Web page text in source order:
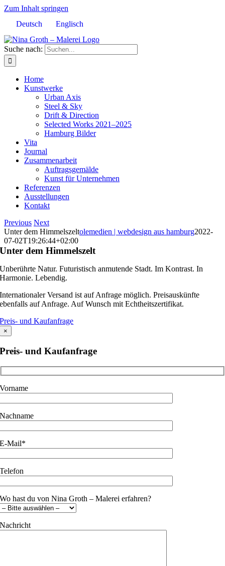
Zum Inhalt springen
Deutsch
Englisch
Suche nach:
Home
Kunstwerke
Urban Axis
Steel & Sky
Drift & Direction
Selected Works 2021–2025
Hamburg Bilder
Vita
Journal
Zusammenarbeit
Auftragsgemälde
Kunst für Unternehmen
Referenzen
Ausstellungen
Kontakt
Previous Next
Unter dem Himmelszeltolemedien | webdesign aus hamburg2022-
07-02T19:26:44+02:00
Unter dem Himmelszelt
Unberührte Natur. Futuristisch anmutende Stadt. Im Kontrast. In
Harmonie. Lebendig.
Internationaler Versand ist auf Anfrage möglich. Preisauskünfte
ebenfalls auf Anfrage. Auf Wunsch mit Echtheitszertifikat.
Preis- und Kaufanfrage
×
Preis- und Kaufanfrage
Vorname
Nachname
E-Mail*
Telefon
Wo hast du von Nina Groth – Malerei erfahren?
Nachricht